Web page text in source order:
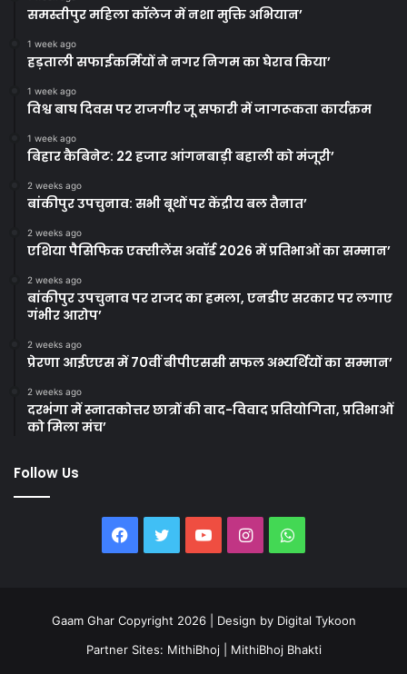
समस्तीपुर महिला कॉलेज में नशा मुक्ति अभियान’
1 week ago
हड़ताली सफाईकर्मियों ने नगर निगम का घेराव किया’
1 week ago
विश्व बाघ दिवस पर राजगीर जू सफारी में जागरूकता कार्यक्रम
1 week ago
बिहार कैबिनेट: 22 हजार आंगनबाड़ी बहाली को मंजूरी’
2 weeks ago
बांकीपुर उपचुनाव: सभी बूथों पर केंद्रीय बल तैनात’
2 weeks ago
एशिया पैसिफिक एक्सीलेंस अवॉर्ड 2026 में प्रतिभाओं का सम्मान’
2 weeks ago
बांकीपुर उपचुनाव पर राजद का हमला, एनडीए सरकार पर लगाए
गंभीर आरोप’
2 weeks ago
प्रेरणा आईएएस में 70वीं बीपीएससी सफल अभ्यर्थियों का सम्मान’
2 weeks ago
दरभंगा में स्नातकोत्तर छात्रों की वाद-विवाद प्रतियोगिता, प्रतिभाओं
को मिला मंच’
Follow Us
Facebook
TwitterYouTubeInstagramWhatsApp
Gaam Ghar Copyright 2026 | Design by Digital Tykoon
Partner Sites: MithiBhoj
MithiBhoj Bhakti